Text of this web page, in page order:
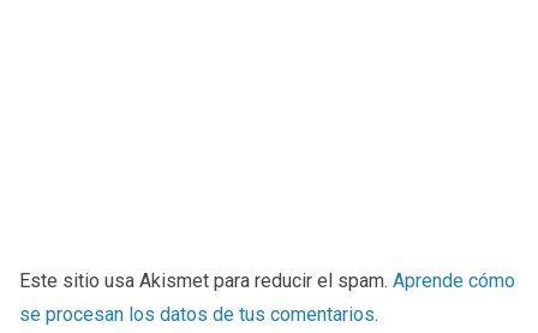
Este sitio usa Akismet para reducir el spam. Aprende cómo
se procesan los datos de tus comentarios.